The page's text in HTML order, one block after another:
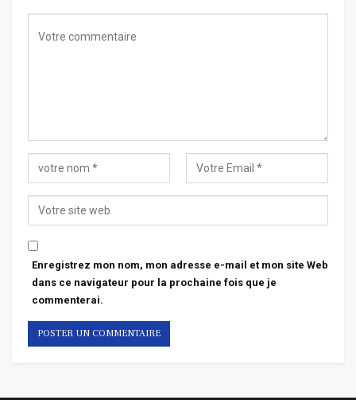
Enregistrez mon nom, mon adresse e-mail et mon site Web
dans ce navigateur pour la prochaine fois que je
commenterai.